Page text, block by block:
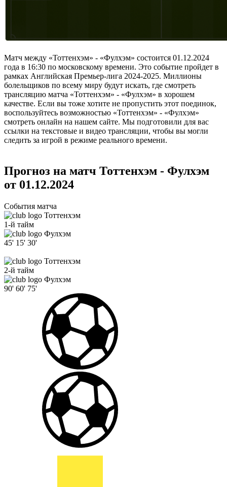
Матч между «Тоттенхэм» - «Фулхэм» состоится 01.12.2024
года в 16:30 по московскому времени. Это событие пройдет в
рамках Английская Премьер-лига 2024-2025. Миллионы
болельщиков по всему миру будут искать, где смотреть
трансляцию матча «Тоттенхэм» - «Фулхэм» в хорошем
качестве. Если вы тоже хотите не пропустить этот поединок,
воспользуйтесь возможностью «Тоттенхэм» - «Фулхэм»
смотреть онлайн на нашем сайте. Мы подготовили для вас
ссылки на текстовые и видео трансляции, чтобы вы могли
следить за игрой в режиме реального времени.
Прогноз на матч Тоттенхэм - Фулхэм
от 01.12.2024
События матча
Тоттенхэм
1-й тайм
Фулхэм
45' 15' 30'
Тоттенхэм
2-й тайм
Фулхэм
90' 60' 75'